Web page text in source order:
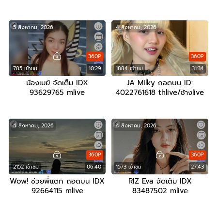
785 เข้าชม 10:29
360P
5 สิงหาคม, 2026
น้องเมย์ จัดเต็ม IDX
93629765 mlive
1884 เข้าชม 31:34
360P
4 สิงหาคม, 2026
JA Milky ถอดบน ID:
4022761618 thlive/ช้างlive
2152 เข้าชม 06:40
360P
4 สิงหาคม, 2026
Wow! ช่วยพี่แตก ถอดบน IDX
92664115 mlive
1573 เข้าชม 27:43
360P
4 สิงหาคม, 2026
RIZ Eva จัดเต็ม IDX
83487502 mlive